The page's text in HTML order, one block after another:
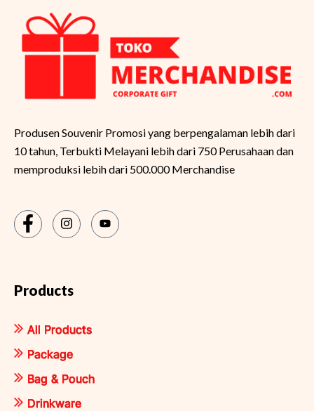
Produsen Souvenir Promosi yang berpengalaman lebih dari
10 tahun, Terbukti Melayani lebih dari 750 Perusahaan dan
memproduksi lebih dari 500.000 Merchandise
Products
All Products
Package
Bag & Pouch
Drinkware